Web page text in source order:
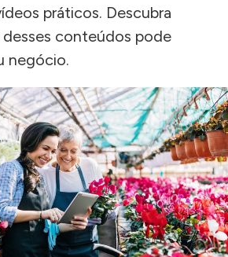
práticos. Descubra
conteúdos pode
negócio.